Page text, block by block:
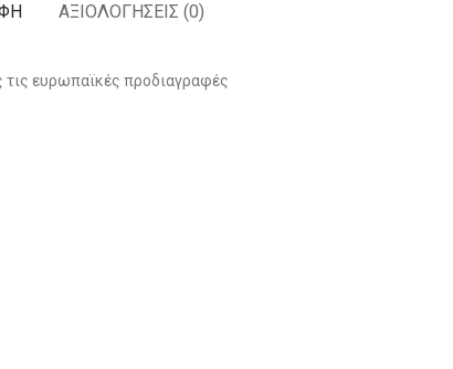
ΑΞΙΟΛΟΓΉΣΕΙΣ (0)
τις ευρωπαϊκές προδιαγραφές